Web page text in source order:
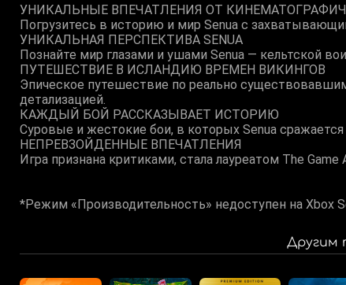
УНИКАЛЬНЫЕ ВПЕЧАТЛЕНИЯ ОТ
Погрузитесь в историю и мир Senua с
УНИКАЛЬНАЯ ПЕРСПЕКТИВА SENUA
Познайте мир глазами и ушами Senua — кельтской
ПУТЕШЕСТВИЕ В ИСЛАНДИЮ ВРЕМЕН ВИКИНГОВ
Эпическое путешествие по реально
детализацией.
КАЖДЫЙ БОЙ РАССКАЗЫВАЕТ ИСТОРИЮ
Суровые и жестокие бои, в которых Senua
НЕПРЕВЗОЙДЕННЫЕ ВПЕЧАТЛЕНИЯ
Игра признана критиками, стала лауреатом The
*Режим «Производительность» недоступен на Xbox
Другим